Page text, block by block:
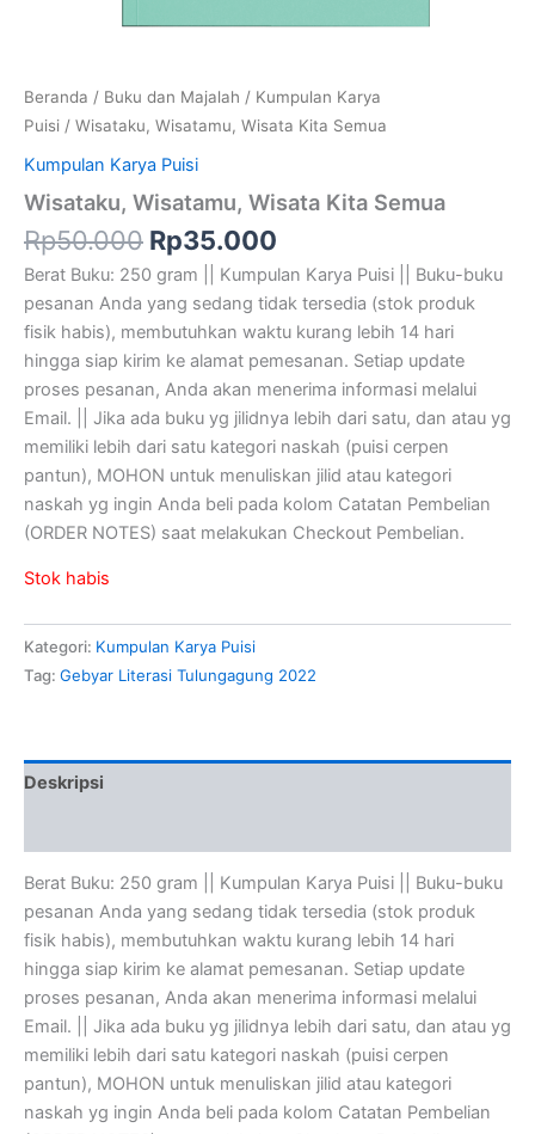
Beranda / Buku dan Majalah / Kumpulan Karya
Puisi / Wisataku, Wisatamu, Wisata Kita Semua
Kumpulan Karya Puisi
Wisataku, Wisatamu, Wisata Kita Semua
Rp50.000 Rp35.000
Berat Buku: 250 gram || Kumpulan Karya Puisi || Buku-buku
pesanan Anda yang sedang tidak tersedia (stok produk
fisik habis), membutuhkan waktu kurang lebih 14 hari
hingga siap kirim ke alamat pemesanan. Setiap update
proses pesanan, Anda akan menerima informasi melalui
Email. || Jika ada buku yg jilidnya lebih dari satu, dan atau yg
memiliki lebih dari satu kategori naskah (puisi cerpen
pantun), MOHON untuk menuliskan jilid atau kategori
naskah yg ingin Anda beli pada kolom Catatan Pembelian
(ORDER NOTES) saat melakukan Checkout Pembelian.
Stok habis
Kategori: Kumpulan Karya Puisi
Tag: Gebyar Literasi Tulungagung 2022
Deskripsi
Berat Buku: 250 gram || Kumpulan Karya Puisi || Buku-buku
pesanan Anda yang sedang tidak tersedia (stok produk
fisik habis), membutuhkan waktu kurang lebih 14 hari
hingga siap kirim ke alamat pemesanan. Setiap update
proses pesanan, Anda akan menerima informasi melalui
Email. || Jika ada buku yg jilidnya lebih dari satu, dan atau yg
memiliki lebih dari satu kategori naskah (puisi cerpen
pantun), MOHON untuk menuliskan jilid atau kategori
naskah yg ingin Anda beli pada kolom Catatan Pembelian